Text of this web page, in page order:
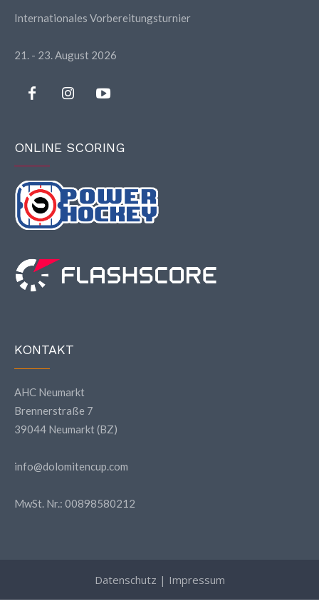
Internationales Vorbereitungsturnier
21. - 23. August 2026
ONLINE SCORING
KONTAKT
AHC Neumarkt
Brennerstraße 7
39044 Neumarkt (BZ)
info@dolomitencup.com
MwSt. Nr.: 00898580212
Datenschutz | Impressum